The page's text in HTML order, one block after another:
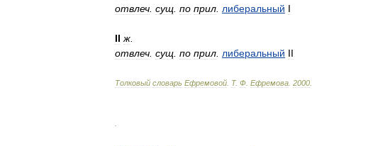
отвлеч сущ по прил либеральный I
II ж
отвлеч сущ по прил либеральный II
Толковый словарь Ефремовой Т. Ф Ефремова 2000